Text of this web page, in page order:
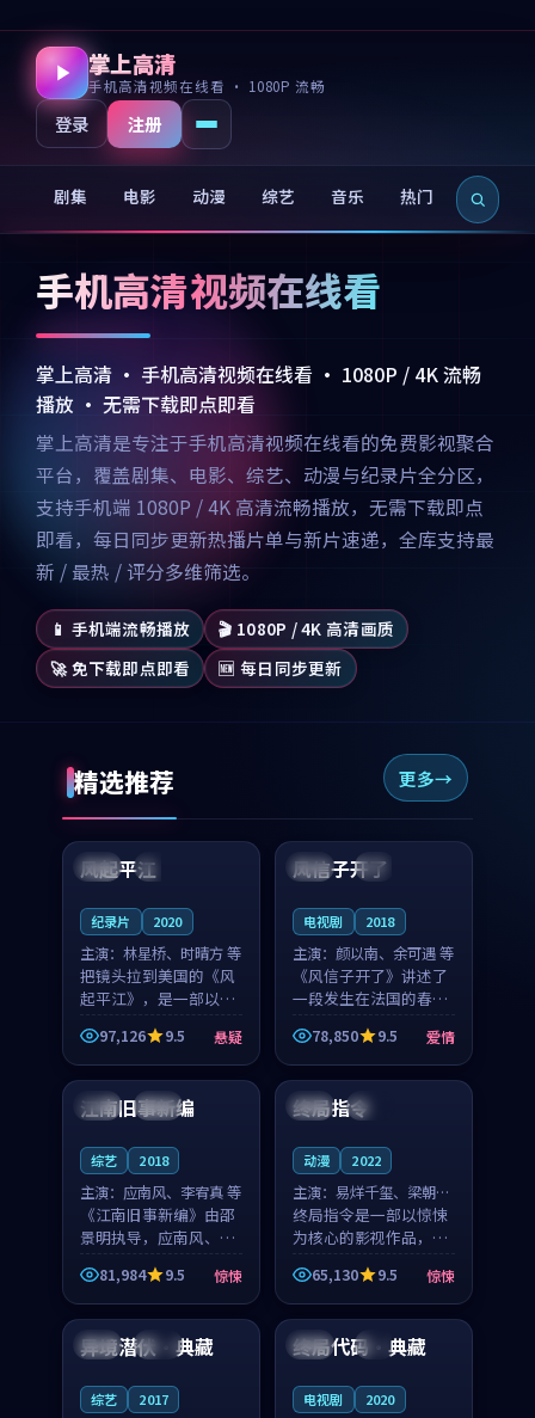
掌上高清
手机高清视频在线看 · 1080P 流畅
登录 注册
剧集 电影 动漫 综艺 音乐 热门 新片
手机高清视频在线看
掌上高清 · 手机高清视频在线看 · 1080P / 4K 流畅
播放 · 无需下载即点即看
掌上高清是专注于手机高清视频在线看的免费影视聚合
平台，覆盖剧集、电影、综艺、动漫与纪录片全分区，
支持手机端 1080P / 4K 高清流畅播放，无需下载即点
即看，每日同步更新热播片单与新片速递，全库支持最
新 / 最热 / 评分多维筛选。
📱 手机端流畅播放
🎬 1080P / 4K 高清画质
🚀 免下载即点即看
🆕 每日同步更新
精选推荐 更多
美国 完结
99:07
风起平江
纪录片 2020
主演： 林星桥、时晴方 等
把镜头拉到美国的《风
起平江》，是一部以时
光记忆为底色的悬疑作
品。林星桥和时晴方贡
献了2020年颇受关注的
合作演出，影片在情感
层次与现实质感之间
97,126 9.5 悬疑
法国 4K
99:21
风信子开了
电视剧 2018
主演： 颜以南、余可遇 等
《风信子开了》讲述了
一段发生在法国的春日
漫步故事。颜以南饰演
的主角与余可遇的角色
因一场意外卷入更深的
纠葛，爱情元素贯穿始
终，节奏稳健而富有张
78,850 9.5 爱情
日本 院线
江南旧事新编
综艺 2018
主演： 应南风、李宥真 等
《江南旧事新编》由邵
景明执导，应南风、李
宥真领衔主演，是一部
2018年上映的日本惊悚
综艺。影片以邻里温情
遇到告别都浸着真实
81,984 9.5 惊悚
英国 杜比
终局指令
动漫 2022
主演： 易烊千玺、梁朝伟
等
终局指令是一部以惊悚
为核心的影视作品，围
绕危机、反转与人物成
长展开，整体节奏紧
凑，值得推荐观看。
65,130 9.5 惊悚
美国 独播
异境潜伏·典藏
综艺 2017
日本 4K
终局代码·典藏
电视剧 2020